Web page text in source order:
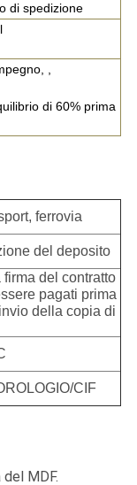
di spedizione
,
di 60% prima
ferrovia
del deposito
del contratto
pagati prima
della copia di
CIF
MDF.